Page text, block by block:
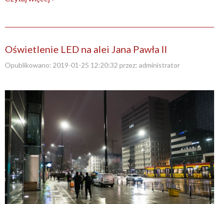
Oświetlenie LED na alei Jana Pawła II
Opublikowano: 2019-01-25 12:20:32 przez: administrator